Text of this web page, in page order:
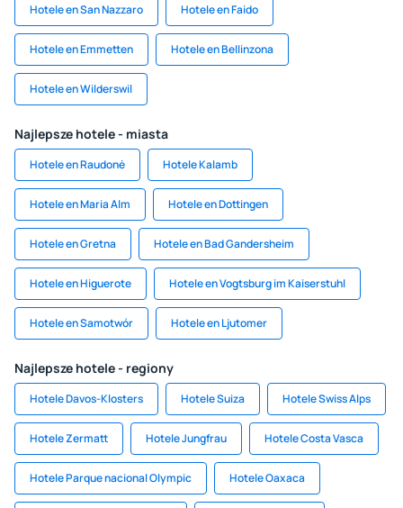
Hotele en San Nazzaro Hotele en Faido
Hotele en Emmetten Hotele en Bellinzona
Hotele en Wilderswil
Najlepsze hotele - miasta
Hotele en Raudonė Hotele Kalamb
Hotele en Maria Alm Hotele en Dottingen
Hotele en Gretna Hotele en Bad Gandersheim
Hotele en Higuerote Hotele en Vogtsburg im Kaiserstuhl
Hotele en Samotwór Hotele en Ljutomer
Najlepsze hotele - regiony
Hotele Davos-Klosters Hotele Suiza Hotele Swiss Alps
Hotele Zermatt Hotele Jungfrau Hotele Costa Vasca
Hotele Parque nacional Olympic Hotele Oaxaca